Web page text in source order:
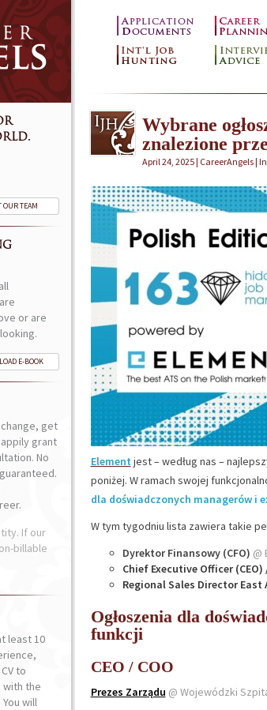
Wybrane
znalezione
April 24, 2025 | CareerAngels |
Element jest – według nas –
poniżej. W ramach swojej
dla doświadczonych managerów i
W tym tygodniu lista zawiera takie
Dyrektor Finansowy (CFO) @
Chief Executive Officer (CEO)
Regional Sales Director East
Ogłoszenia dla
funkcji
CEO / COO
Prezes Zarządu @ Wojewódzki
OUR TEAM
or are
E-BOOK
get
grant
No
If our
billable
least 10
to
with the
will